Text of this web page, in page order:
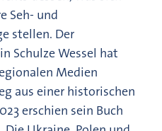
Seh- und
stellen. Der
Schulze Wessel hat
Medien
aus einer historischen
erschien sein Buch